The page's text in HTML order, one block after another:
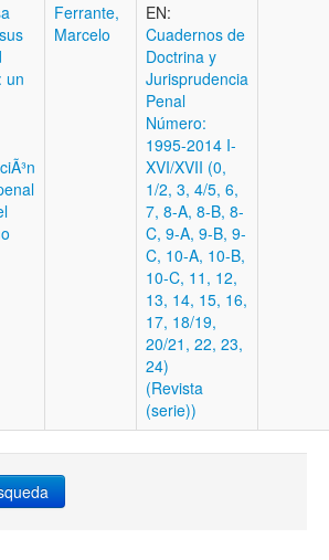
un
Ferrante,
Marcelo
EN:
Cuadernos de
Doctrina y
Jurisprudencia
Penal
Número:
1995-2014 I-
XVI/XVII (0,
1/2, 3, 4/5, 6,
7, 8-A, 8-B, 8-
C, 9-A, 9-B, 9-
C, 10-A, 10-B,
10-C, 11, 12,
13, 14, 15, 16,
17, 18/19,
20/21, 22, 23,
24)
(Revista
(serie))